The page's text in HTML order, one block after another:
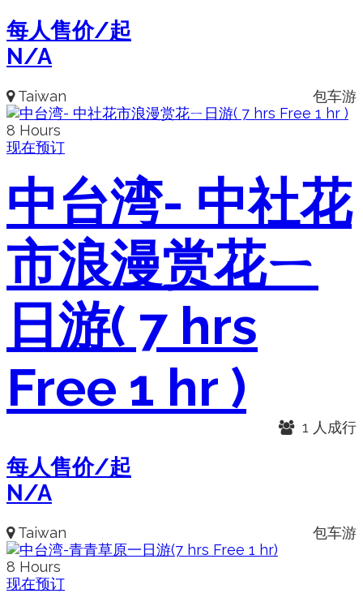
每人售价/起
N/A
Taiwan
包车游
8 Hours
现在预订
中台湾- 中社花
市浪漫赏花ㄧ
日游( 7 hrs
Free 1 hr )
1 人成行
每人售价/起
N/A
Taiwan
包车游
8 Hours
现在预订